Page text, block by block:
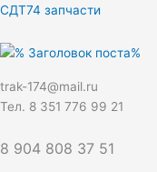
Перейти
содержимому
СДТ74 запчасти
trak-174@mail.ru
Тел. 8 351 776 99 21
8 904 808 37 51
Искать: